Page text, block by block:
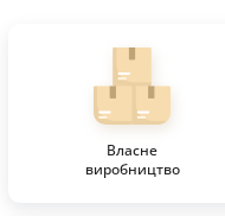
Власне
виробництво